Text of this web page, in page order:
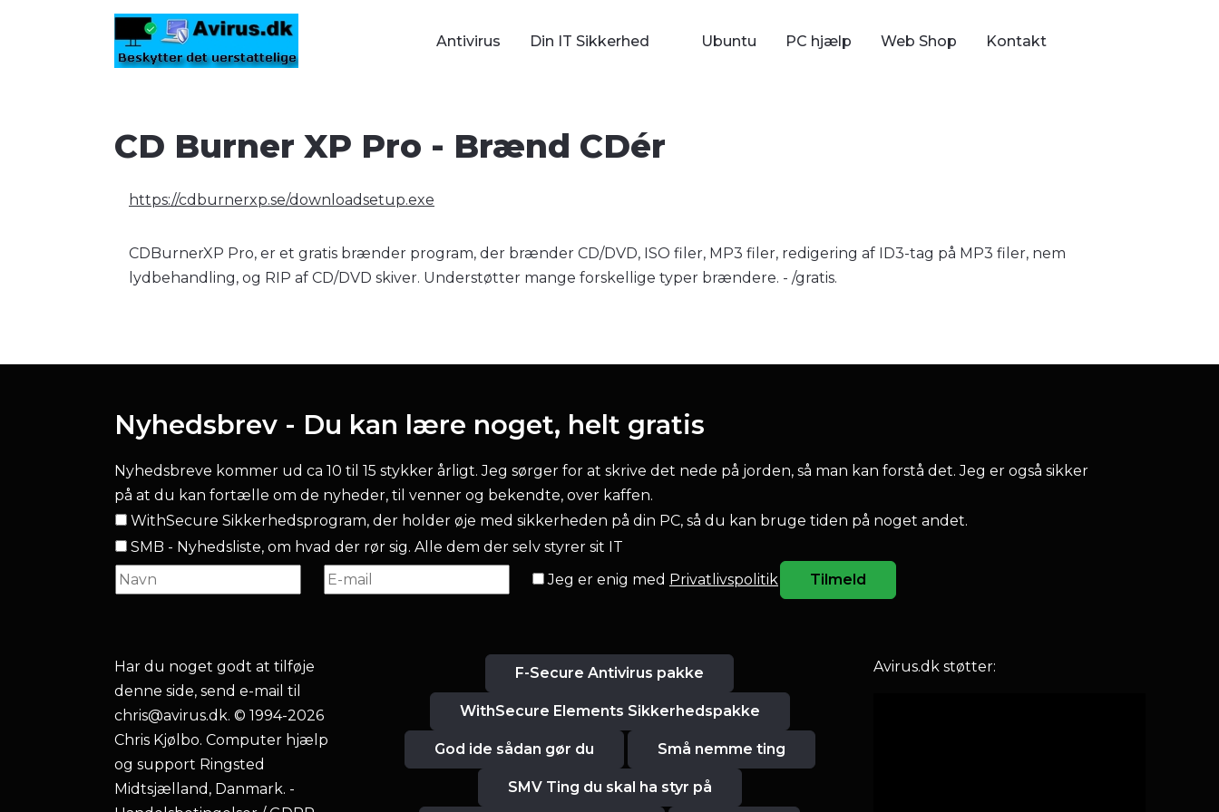
Antivirus Din IT Sikkerhed Ubuntu PC hjælp Web Shop Kontakt
CD Burner XP Pro - Brænd CDér
https://cdburnerxp.se/downloadsetup.exe
CDBurnerXP Pro, er et gratis brænder program, der brænder CD/DVD, ISO filer, MP3 filer, redigering af ID3-tag på MP3 filer, nem
lydbehandling, og RIP af CD/DVD skiver. Understøtter mange forskellige typer brændere. - /gratis.
Nyhedsbrev - Du kan lære noget, helt gratis
Nyhedsbreve kommer ud ca 10 til 15 stykker årligt. Jeg sørger for at skrive det nede på jorden, så man kan forstå det. Jeg er også sikker
på at du kan fortælle om de nyheder, til venner og bekendte, over kaffen.
WithSecure Sikkerhedsprogram, der holder øje med sikkerheden på din PC, så du kan bruge tiden på noget andet.
SMB - Nyhedsliste, om hvad der rør sig. Alle dem der selv styrer sit IT
Jeg er enig med Privatlivspolitik Tilmeld
Har du noget godt at tilføje
denne side, send e-mail til
chris@avirus.dk. © 1994-2026
Chris Kjølbo. Computer hjælp
og support Ringsted
Midtsjælland, Danmark. -
F-Secure Antivirus pakke
WithSecure Elements Sikkerhedspakke
God ide sådan gør du Små nemme ting
SMV Ting du skal ha styr på
Avirus.dk støtter: